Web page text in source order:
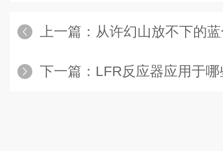
上一篇： 从许幻山放不下的蓝色*到黎巴
下一篇： LFR反应器应用于